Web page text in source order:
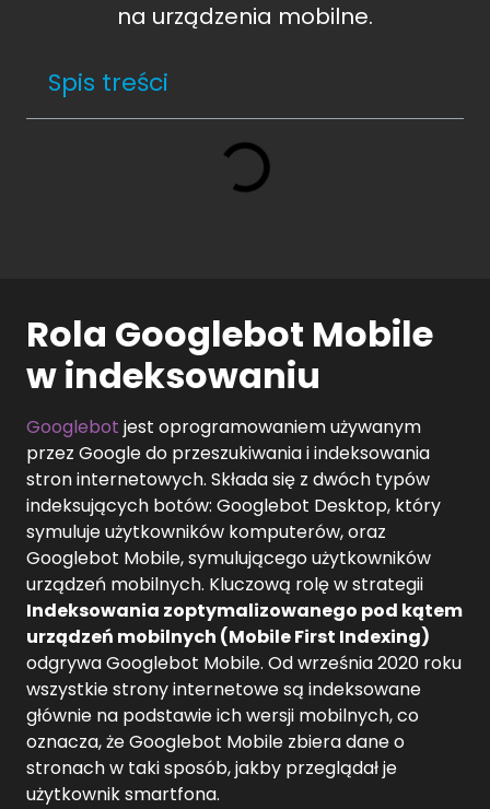
na urządzenia mobilne.
Spis treści
Rola Googlebot Mobile
w indeksowaniu
Googlebot jest oprogramowaniem używanym
przez Google do przeszukiwania i indeksowania
stron internetowych. Składa się z dwóch typów
indeksujących botów: Googlebot Desktop, który
symuluje użytkowników komputerów, oraz
Googlebot Mobile, symulującego użytkowników
urządzeń mobilnych. Kluczową rolę w strategii
Indeksowania zoptymalizowanego pod kątem
urządzeń mobilnych (Mobile First Indexing)
odgrywa Googlebot Mobile. Od września 2020 roku
wszystkie strony internetowe są indeksowane
głównie na podstawie ich wersji mobilnych, co
oznacza, że Googlebot Mobile zbiera dane o
stronach w taki sposób, jakby przeglądał je
użytkownik smartfona.